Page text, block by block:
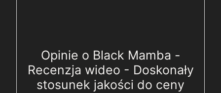
Opinie o Black Mamba -
Recenzja wideo - Doskonały
stosunek jakości do ceny